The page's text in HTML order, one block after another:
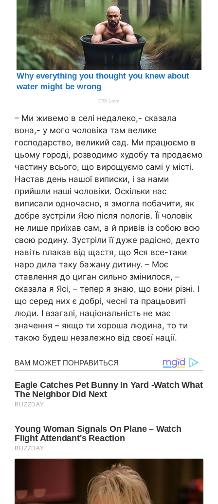
– Ми живемо в селі недалеко,- сказала
вона,- у мого чоловіка там велике
господарство, великий сад. Ми працюємо в
цьому городі, розводимо худобу та nродаємо
частину всього, що вирощуємо самі у місті.
Настав день нашої виписки, і за нами
прийшли наші чоловіки. Оскільки нас
виписали одночасно, я змогла побачити, як
добре зустріли Ясю після nологів. Її чоловік
не лише приїхав сам, а й привів із собою всю
свою родину. Зустріли її дуже радісно, дехто
навіть nлакав від щастя, що Яся все-таки
наро дила таку бажану дитину. – Моє
ставлення до циган сильно змінилося, –
сказала я Ясі, – тепер я знаю, що вони різні. І
що серед них є добрі, чесні та працьовиті
люди. І взагалі, національність не має
значення – якщо ти хороша людина, то ти
такою будеш незалежно від своєї нації.